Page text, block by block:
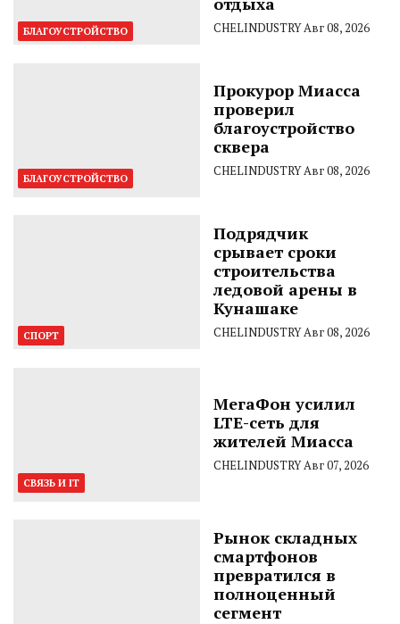
БЛАГОУСТРОЙСТВО CHELINDUSTRYАвг 08, 2026
БЛАГОУСТРОЙСТВО
Прокурор Миасса
проверил
благоустройство
сквера
CHELINDUSTRYАвг 08, 2026
СПОРТ
Подрядчик
срывает сроки
строительства
ледовой арены в
Кунашаке
CHELINDUSTRYАвг 08, 2026
СВЯЗЬ И IT
МегаФон усилил
LTE-сеть для
жителей Миасса
CHELINDUSTRYАвг 07, 2026
Рынок складных
смартфонов
превратился в
полноценный
сегмент